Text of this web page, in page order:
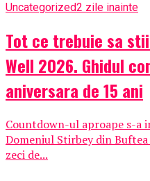
Uncategorized2 zile inainte
Tot ce trebuie sa
Well 2026. Ghidul
aniversara de 15 ani
Countdown-ul aproape s-a
Domeniul Stirbey din
zeci de...